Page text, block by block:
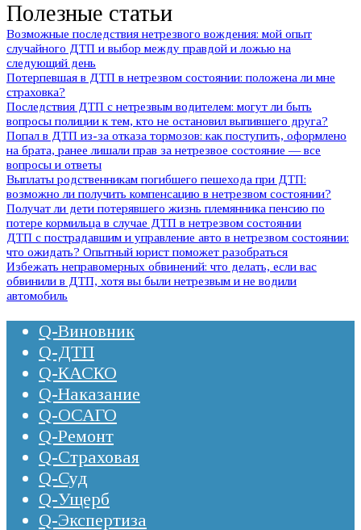
Полезные статьи
Возможные последствия нетрезвого вождения: мой опыт
случайного ДТП и выбор между правдой и ложью на
следующий день
Потерпевшая в ДТП в нетрезвом состоянии: положена ли мне
страховка?
Последствия ДТП с нетрезвым водителем: могут ли быть
вопросы полиции к тем, кто не остановил выпившего друга?
Попал в ДТП из-за отказа тормозов: как поступить, оформлено
на брата, ранее лишали прав за нетрезвое состояние — все
вопросы и ответы
Выплаты родственникам погибшего пешехода при ДТП:
возможно ли получить компенсацию в нетрезвом состоянии?
Получат ли дети потерявшего жизнь племянника пенсию по
потере кормильца в случае ДТП в нетрезвом состоянии
ДТП с пострадавшим и управление авто в нетрезвом состоянии:
что ожидать? Опытный юрист поможет разобраться
Избежать неправомерных обвинений: что делать, если вас
обвинили в ДТП, хотя вы были нетрезвым и не водили
автомобиль
Q-Виновник
Q-ДТП
Q-КАСКО
Q-Наказание
Q-ОСАГО
Q-Ремонт
Q-Страховая
Q-Суд
Q-Ущерб
Q-Экспертиза